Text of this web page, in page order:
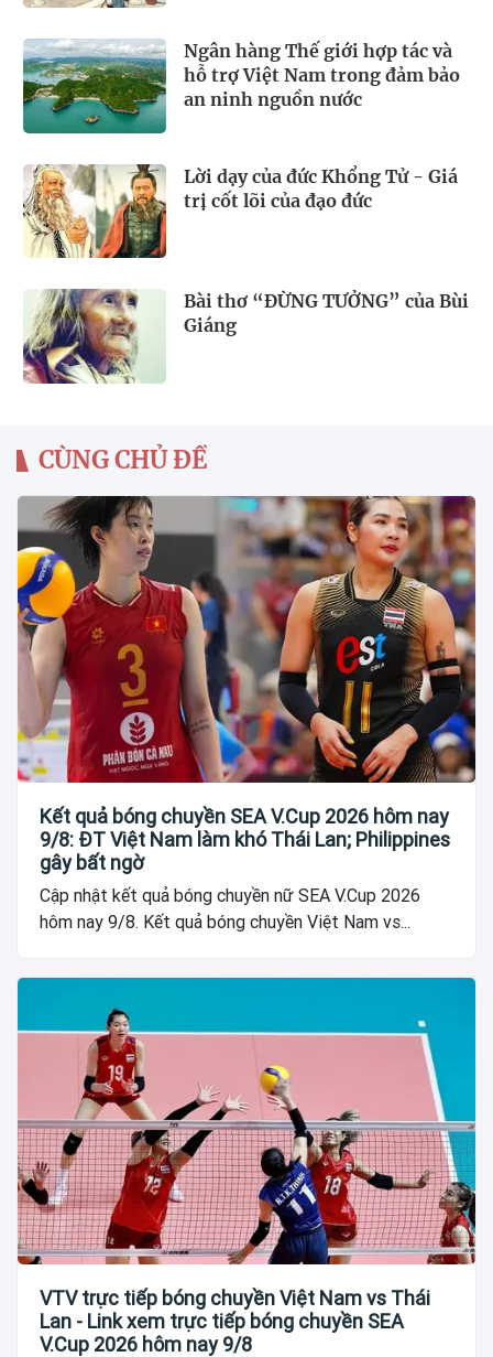
Ngân hàng Thế giới hợp tác và
hỗ trợ Việt Nam trong đảm bảo
an ninh nguồn nước
Lời dạy của đức Khổng Tử - Giá
trị cốt lõi của đạo đức
Bài thơ “ĐỪNG TƯỞNG” của Bùi
Giáng
CÙNG CHỦ ĐỀ
Kết quả bóng chuyền SEA V.Cup 2026 hôm nay
9/8: ĐT Việt Nam làm khó Thái Lan; Philippines
gây bất ngờ
Cập nhật kết quả bóng chuyền nữ SEA V.Cup 2026
hôm nay 9/8. Kết quả bóng chuyền Việt Nam vs...
VTV trực tiếp bóng chuyền Việt Nam vs Thái
Lan - Link xem trực tiếp bóng chuyền SEA
V.Cup 2026 hôm nay 9/8